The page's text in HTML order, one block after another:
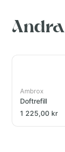
Ambrox
Doftrefill
1 225,00 kr